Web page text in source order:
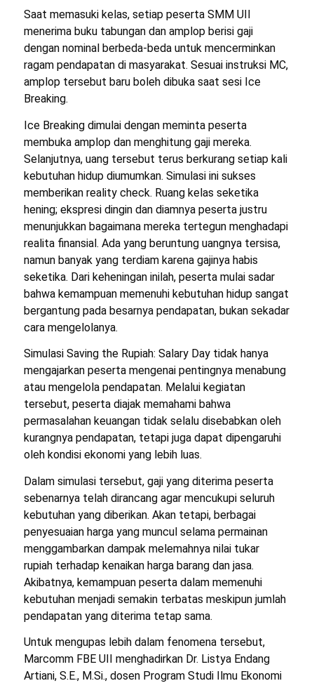
Saat memasuki kelas, setiap peserta SMM UII
menerima buku tabungan dan amplop berisi gaji
dengan nominal berbeda-beda untuk mencerminkan
ragam pendapatan di masyarakat. Sesuai instruksi MC,
amplop tersebut baru boleh dibuka saat sesi Ice
Breaking.
Ice Breakingdimulai dengan meminta peserta
membuka amplop dan menghitung gaji mereka.
Selanjutnya, uang tersebut terus berkurang setiap kali
kebutuhan hidup diumumkan. Simulasi ini sukses
memberikan reality check. Ruang kelas seketika
hening; ekspresi dingin dan diamnya peserta justru
menunjukkan bagaimana mereka tertegun menghadapi
realita finansial. Ada yang beruntung uangnya tersisa,
namun banyak yang terdiam karena gajinya habis
seketika. Dari keheningan inilah, peserta mulai sadar
bahwa kemampuan memenuhi kebutuhan hidup sangat
bergantung pada besarnya pendapatan, bukan sekadar
cara mengelolanya.
Simulasi Saving the Rupiah: Salary Daytidak hanya
mengajarkan peserta mengenai pentingnya menabung
atau mengelola pendapatan. Melalui kegiatan
tersebut, peserta diajak memahami bahwa
permasalahan keuangan tidak selalu disebabkan oleh
kurangnya pendapatan, tetapi juga dapat dipengaruhi
oleh kondisi ekonomi yang lebih luas.
Dalam simulasi tersebut, gaji yang diterima peserta
sebenarnya telah dirancang agar mencukupi seluruh
kebutuhan yang diberikan. Akan tetapi, berbagai
penyesuaian harga yang muncul selama permainan
menggambarkan dampak melemahnya nilai tukar
rupiah terhadap kenaikan harga barang dan jasa.
Akibatnya, kemampuan peserta dalam memenuhi
kebutuhan menjadi semakin terbatas meskipun jumlah
pendapatan yang diterima tetap sama.
Untuk mengupas lebih dalam fenomena tersebut,
Marcomm FBE UII menghadirkan Dr. Listya Endang
Artiani, S.E., M.Si., dosen Program Studi Ilmu Ekonomi